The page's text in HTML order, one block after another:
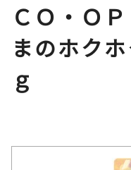
ＣＯ・Ｏ
まのホク
ｇ